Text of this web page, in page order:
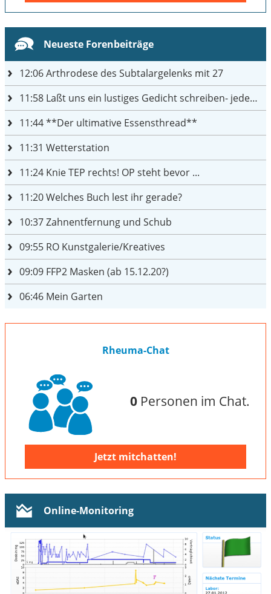
Neueste Forenbeiträge
12:06Arthrodese des Subtalargelenks mit 27
11:58 Laßt uns ein lustiges Gedicht schreiben- jeder einen Satz
11:44**Der ultimative Essensthread**
11:31 Wetterstation
11:24 Knie TEP rechts! OP steht bevor ...
11:20Welches Buch lest ihr gerade?
10:37Zahnentfernung und Schub
09:55 RO Kunstgalerie/Kreatives
09:09 FFP2 Masken (ab 15.12.20?)
06:46 Mein Garten
Rheuma-Chat
0Personen im Chat.
Jetzt mitchatten!
Online-Monitoring